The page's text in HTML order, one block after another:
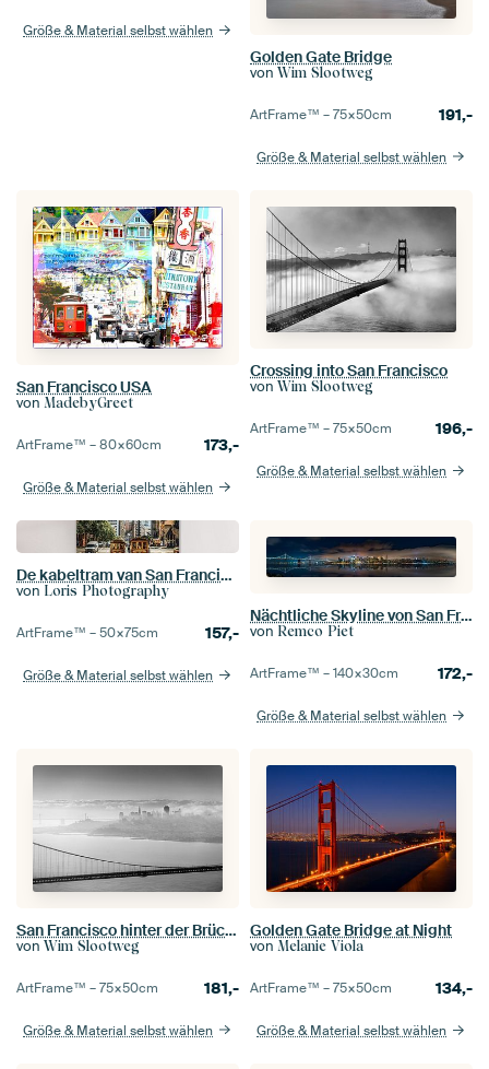
Größe & Material selbst wählen
Golden Gate Bridge
von Wim Slootweg
ArtFrame™ –75×50cm 191,-
Größe & Material selbst wählen
San Francisco USA
von MadebyGreet
ArtFrame™ –80×60cm 173,-
Größe & Material selbst wählen
Crossing into San Francisco
von Wim Slootweg
ArtFrame™ –75×50cm 196,-
Größe & Material selbst wählen
De kabeltram van San Francisco is de laatste handbediende kabeltram die nog in gebruik is en staat s
von Loris Photography
ArtFrame™ –50×75cm 157,-
Größe & Material selbst wählen
Nächtliche Skyline von San Francisco
von Remco Piet
ArtFrame™ –140×30cm 172,-
Größe & Material selbst wählen
San Francisco hinter der Brücke
von Wim Slootweg
ArtFrame™ –75×50cm 181,-
Größe & Material selbst wählen
Golden Gate Bridge at Night
von Melanie Viola
ArtFrame™ –75×50cm 134,-
Größe & Material selbst wählen